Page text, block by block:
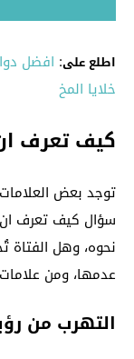
اطلع على: افضل
خلايا المخ
كيف تعرف
توجد بعض
سؤال كيف تعرف ان
نحوه، وهل الفتاة
عدمها، ومن
التهرب من